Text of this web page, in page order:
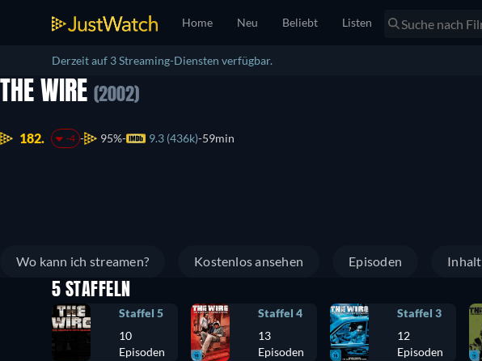
Home Neu Beliebt Listen
Derzeit auf 3 Streaming-Diensten verfügbar.
THE WIRE (2002)
182. -4 95% 9.3 (436k) 59min
Wo kann ich streamen? Kostenlos ansehen Episoden Inhalt
5 STAFFELN
Staffel 5
10
Episoden
Staffel 4
13
Episoden
Staffel 3
12
Episoden